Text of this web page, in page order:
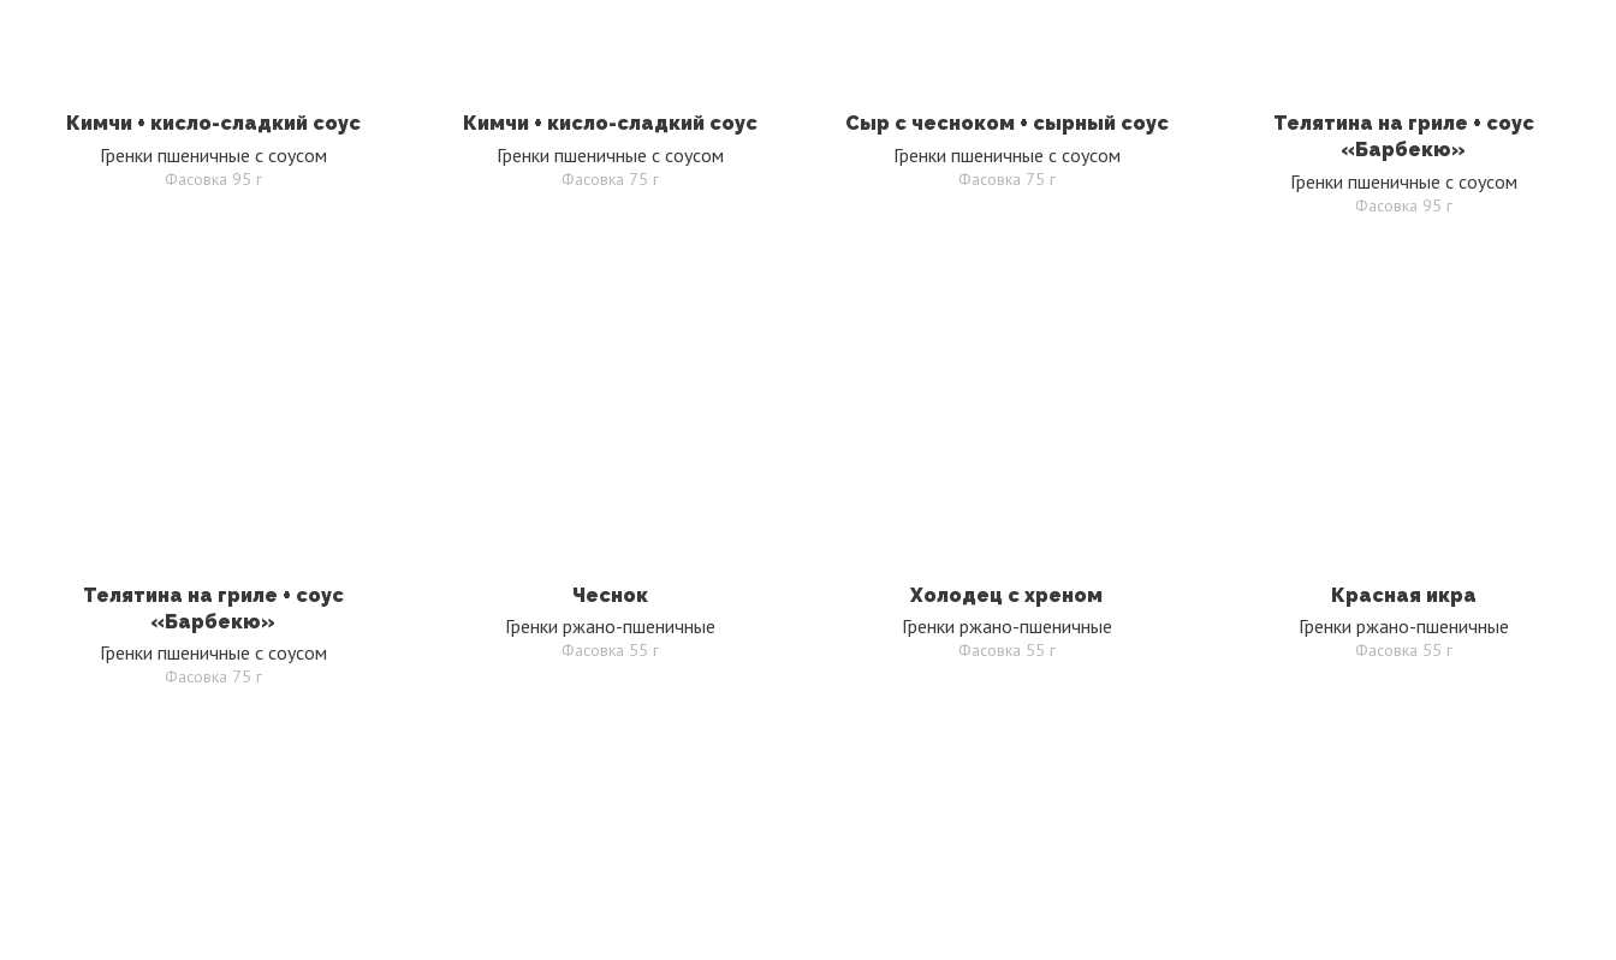
Кимчи + кисло-сладкий соус
Гренки пшеничные с соусом
Фасовка 95 г
Кимчи + кисло-сладкий соус
Гренки пшеничные с соусом
Фасовка 75 г
Сыр с чесноком + сырный соус
Гренки пшеничные с соусом
Фасовка 75 г
Телятина на гриле + соус
«Барбекю»
Гренки пшеничные с соусом
Фасовка 95 г
Телятина на гриле + соус
«Барбекю»
Гренки пшеничные с соусом
Фасовка 75 г
Чеснок
Гренки ржано-пшеничные
Фасовка 55 г
Холодец с хреном
Гренки ржано-пшеничные
Фасовка 55 г
Красная икра
Гренки ржано-пшеничные
Фасовка 55 г